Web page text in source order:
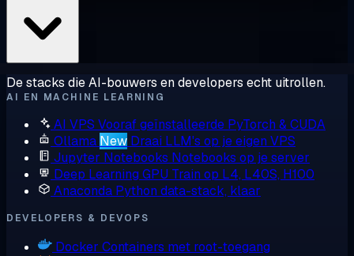
De stacks die AI-bouwers en developers echt uitrollen.
AI EN MACHINE LEARNING
AI VPS Vooraf geïnstalleerde PyTorch & CUDA
Ollama New Draai LLM's op je eigen VPS
Jupyter Notebooks Notebooks op je server
Deep Learning GPU Train op L4, L40S, H100
Anaconda Python data-stack, klaar
DEVELOPERS & DEVOPS
Docker Containers met root-toegang